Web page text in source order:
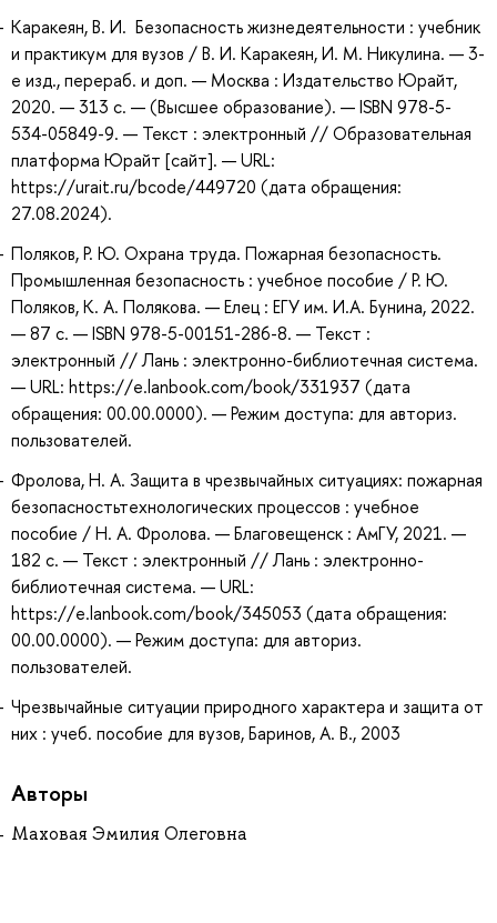
Каракеян, В. И. Безопасность жизнедеятельности : учебник
и практикум для вузов / В. И. Каракеян, И. М. Никулина. — 3-
е изд., перераб. и доп. — Москва : Издательство Юрайт,
2020. — 313 с. — (Высшее образование). — ISBN 978-5-
534-05849-9. — Текст : электронный // Образовательная
платформа Юрайт [сайт]. — URL:
https://urait.ru/bcode/449720 (дата обращения:
27.08.2024).
Поляков, Р. Ю. Охрана труда. Пожарная безопасность.
Промышленная безопасность : учебное пособие / Р. Ю.
Поляков, К. А. Полякова. — Елец : ЕГУ им. И.А. Бунина, 2022.
— 87 с. — ISBN 978-5-00151-286-8. — Текст :
электронный // Лань : электронно-библиотечная система.
— URL: https://e.lanbook.com/book/331937 (дата
обращения: 00.00.0000). — Режим доступа: для авториз.
пользователей.
Фролова, Н. А. Защита в чрезвычайных ситуациях: пожарная
безопасностьтехнологических процессов : учебное
пособие / Н. А. Фролова. — Благовещенск : АмГУ, 2021. —
182 с. — Текст : электронный // Лань : электронно-
библиотечная система. — URL:
https://e.lanbook.com/book/345053 (дата обращения:
00.00.0000). — Режим доступа: для авториз.
пользователей.
Чрезвычайные ситуации природного характера и защита от
них : учеб. пособие для вузов, Баринов, А. В., 2003
Авторы
Маховая Эмилия Олеговна